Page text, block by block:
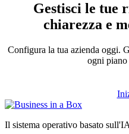
Gestisci le tue
chiarezza e
Configura la tua azienda oggi.
ogni piano
Il sistema operativo basato